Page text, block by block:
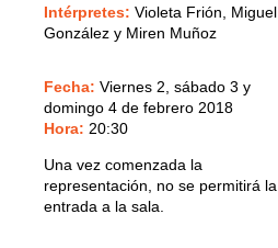
Intérpretes: Violeta Frión, Miguel
González y Miren Muñoz
Fecha: Viernes 2, sábado 3 y
domingo 4 de febrero 2018
Hora: 20:30
Una vez comenzada la
representación, no se permitirá la
entrada a la sala.